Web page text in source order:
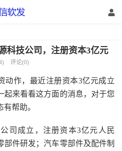
科技公司，注册资本3亿元
评论(0)
动作，最近注册资本3亿元成立
起来看看这方面的消息，对于您
帮助。
司成立，注册资本3亿元人民
部件研发；汽车零部件及配件制